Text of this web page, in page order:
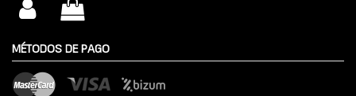
MÉTODOS DE PAGO